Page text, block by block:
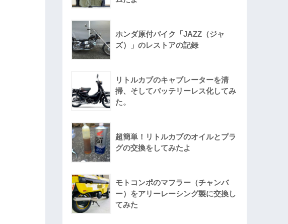
ホンダ原付バイク「JAZZ（ジャ
ズ）」のレストアの記録
リトルカブのキャブレーターを清
掃、そしてバッテリーレス化してみ
た。
超簡単！リトルカブのオイルとプラ
グの交換をしてみたよ
モトコンポのマフラー（チャンバ
ー）をアリーレーシング製に交換し
てみた